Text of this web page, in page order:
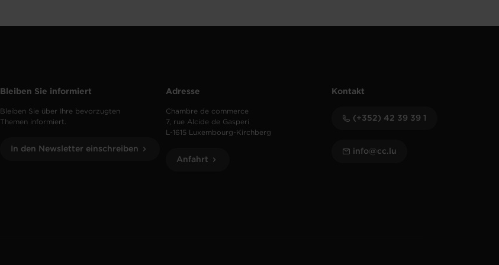
Bleiben Sie informiert
Bleiben Sie über Ihre bevorzugten
Themen informiert.
In den Newsletter einschreiben
Adresse
Chambre de commerce
7, rue Alcide de Gasperi
L-1615 Luxembourg-Kirchberg
Anfahrt
Kontakt
(+352) 42 39 39 1
info@cc.lu